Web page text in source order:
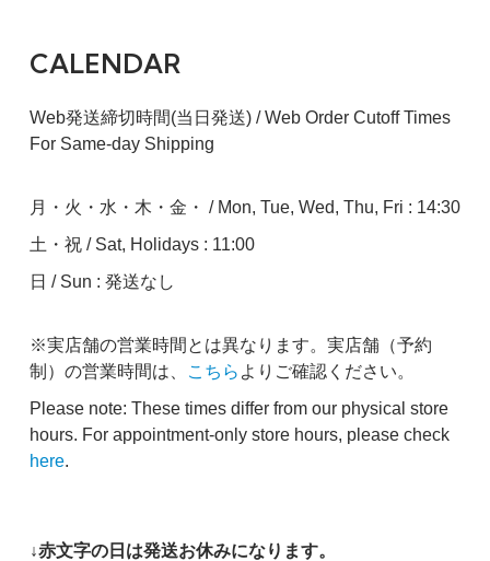
CALENDAR
Web発送締切時間(当日発送) / Web Order Cutoff Times
For Same-day Shipping
月・火・水・木・金・ / Mon, Tue, Wed, Thu, Fri : 14:30
土・祝 / Sat, Holidays : 11:00
日 / Sun : 発送なし
※実店舗の営業時間とは異なります。実店舗（予約
制）の営業時間は、
こちら よりご確認ください。
Please note: These times differ from our physical store
hours. For appointment-only store hours, please check
here.
↓赤文字の日は発送お休みになります。